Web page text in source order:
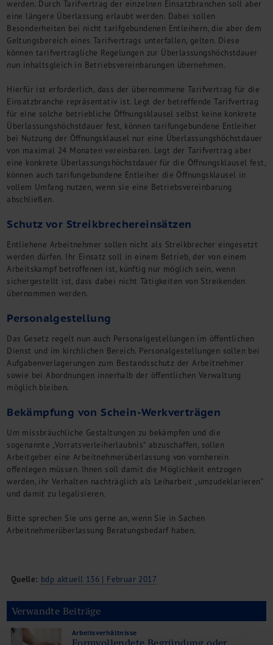
werden. Durch Tarifvertrag der einzelnen Einsatzbranchen soll aber
eine längere Überlassung erlaubt werden. Dabei sollen
Besonderheiten bei nicht tarifgebundenen Entleihern, die aber dem
Geltungsbereich eines Tarifvertrags unterfallen, gelten. Diese
können tarifvertragliche Regelungen zur Überlassungshöchstdauer
nun inhaltsgleich in Betriebsvereinbarungen übernehmen.
Hierfür ist erforderlich, dass der übernommene Tarifvertrag für die
Einsatzbranche repräsentativ ist. Legt der betreffende Tarifvertrag
für eine solche betriebliche Öffnungsklausel selbst keine konkrete
Überlassungshöchstdauer fest, können tarifungebundene Entleiher
bei Nutzung der Öffnungsklausel nur eine Überlassungshöchstdauer
von maximal 24 Monaten vereinbaren. Legt der Tarifvertrag aber
eine konkrete Überlassungshöchstdauer für die Öffnungsklausel fest,
können auch tarifungebundene Entleiher die Öffnungsklausel in
vollem Umfang nutzen, wenn sie eine Betriebsvereinbarung
abschließen.
Schutz vor Streikbrechereinsätzen
Entliehene Arbeitnehmer sollen nicht als Streikbrecher eingesetzt
werden dürfen. Ihr Einsatz soll in einem Betrieb, der von einem
Arbeitskampf betroffenen ist, künftig nur möglich sein, wenn
sichergestellt ist, dass dabei nicht Tätigkeiten von Streikenden
übernommen werden.
Personalgestellung
Das Gesetz regelt nun auch Personalgestellungen im öffentlichen
Dienst und im kirchlichen Bereich. Personalgestellungen sollen bei
Aufgabenverlagerungen zum Bestandsschutz der Arbeitnehmer
sowie bei Abordnungen innerhalb der öffentlichen Verwaltung
möglich bleiben.
Bekämpfung von Schein-Werkverträgen
Um missbräuchliche Gestaltungen zu bekämpfen und die
sogenannte „Vorratsverleiherlaubnis“ abzuschaffen, sollen
Arbeitgeber eine Arbeitnehmerüberlassung von vornherein
offenlegen müssen. Ihnen soll damit die Möglichkeit entzogen
werden, ihr Verhalten nachträglich als Leiharbeit „umzudeklarieren“
und damit zu legalisieren.
Bitte sprechen Sie uns gerne an, wenn Sie in Sachen
Arbeitnehmerüberlassung Beratungsbedarf haben.
Quelle: bdp aktuell 136 | Februar 2017
Verwandte Beiträge
Arbeitsverhältnisse